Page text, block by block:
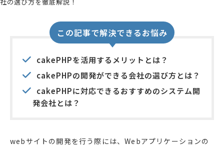
この記事で解決できるお悩み
cakePHPを活用するメリットとは？
cakePHPの開発ができる会社の選び方とは？
cakePHPに対応できるおすすめのシステム開
発会社とは？
webサイトの開発を行う際には、Webアプリケーションの